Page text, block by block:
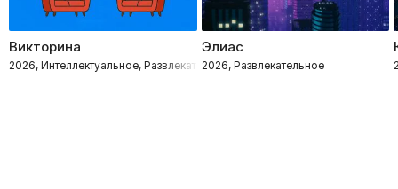
Викторина
2026, Интеллектуальное, Развлекательное
Элиас
2026, Развлекательное